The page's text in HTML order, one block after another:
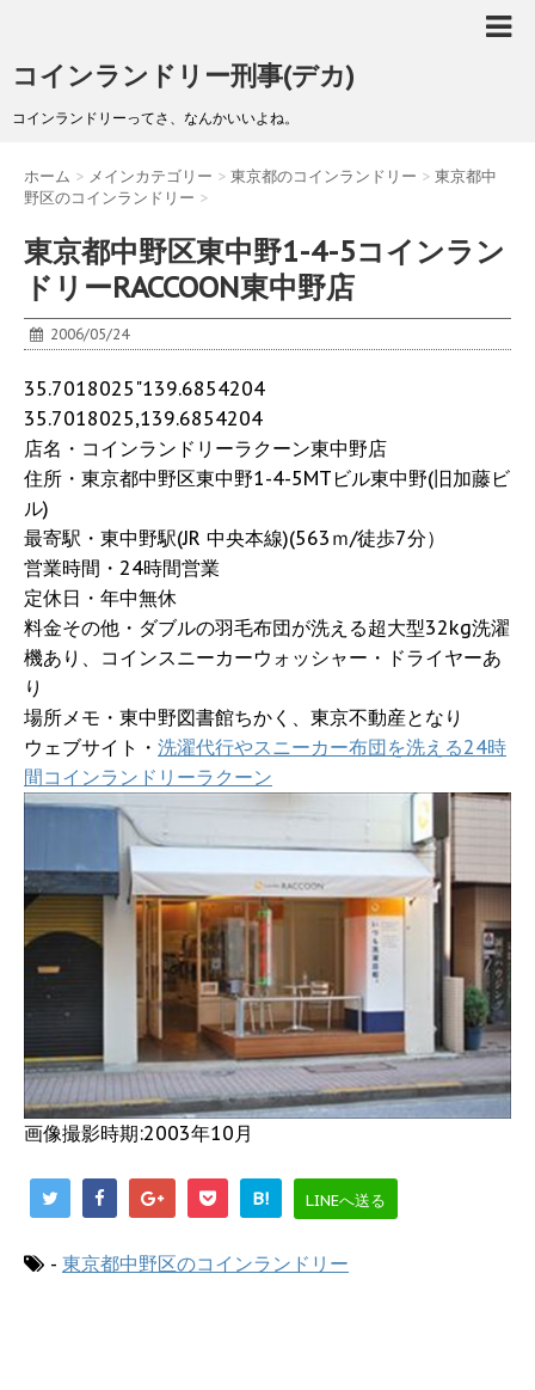
コインランドリー刑事(デカ)
コインランドリーってさ、なんかいいよね。
ホーム > メインカテゴリー > 東京都のコインランドリー > 東京都中
野区のコインランドリー >
東京都中野区東中野1-4-5コインラン
ドリーRACCOON東中野店
2006/05/24
35.7018025"139.6854204
35.7018025,139.6854204
店名・コインランドリーラクーン東中野店
住所・東京都中野区東中野1-4-5MTビル東中野(旧加藤ビ
ル)
最寄駅・東中野駅(JR 中央本線)(563ｍ/徒歩7分）
営業時間・24時間営業
定休日・年中無休
料金その他・ダブルの羽毛布団が洗える超大型32kg洗濯
機あり、コインスニーカーウォッシャー・ドライヤーあ
り
場所メモ・東中野図書館ちかく、東京不動産となり
ウェブサイト・ 洗濯代行やスニーカー布団を洗える24時
間コインランドリーラクーン
画像撮影時期:2003年10月
B! LINEへ送る
- 東京都中野区のコインランドリー